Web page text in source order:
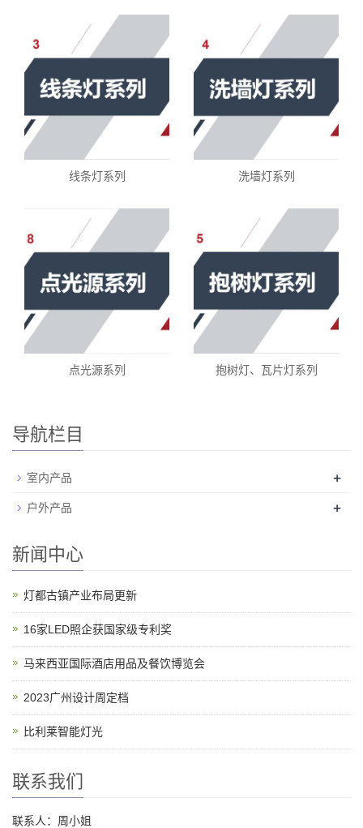
线条灯系列 洗墙灯系列
点光源系列 抱树灯、瓦片灯系列
导航栏目
室内产品 +
户外产品 +
新闻中心
灯都古镇产业布局更新
16家LED照企获国家级专利奖
马来西亚国际酒店用品及餐饮博览会
2023广州设计周定档
比利莱智能灯光
联系我们
联系人：周小姐